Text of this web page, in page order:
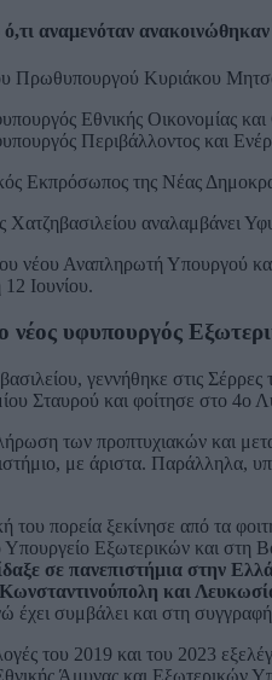
αναμενόταν
Πρωθυπουργού Κυριάκου
Εθνικής Οικονομίας
Περιβάλλοντος και
Εκπρόσωπος της Νέας
Χατζηβασιλείου αναλαμβάνει
νέου Αναπληρωτή Υπουργού
Ιουνίου.
νέος υφυπουργός
γεννήθηκε στις
Σταυρού και φοίτησε στο 4ο
των προπτυχιακών και
με άριστα. Παράλληλα,
του πορεία ξεκίνησε από τα
Υπουργείο Εξωτερικών και στη
σε πανεπιστήμια στην
και
συμβάλει και στη συγγραφή
του 2019 και του 2023